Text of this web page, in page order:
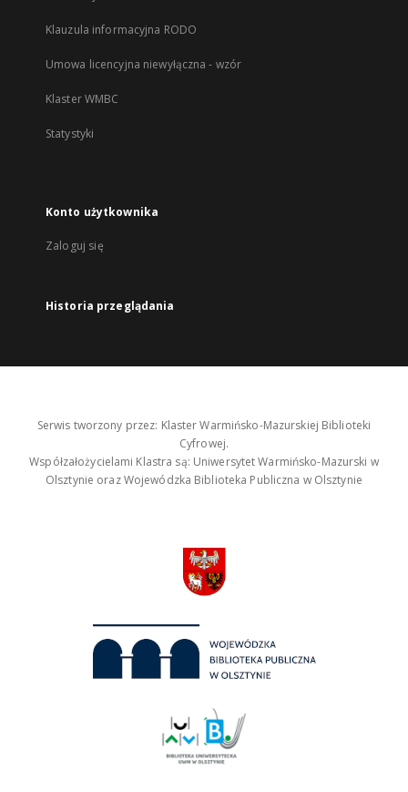
Klauzula informacyjna RODO
Umowa licencyjna niewyłączna - wzór
Klaster WMBC
Statystyki
Konto użytkownika
Zaloguj się
Historia przeglądania
Serwis tworzony przez: Klaster Warmińsko-Mazurskiej Biblioteki
Cyfrowej.
Współzałożycielami Klastra są: Uniwersytet Warmińsko-Mazurski w
Olsztynie oraz Wojewódzka Biblioteka Publiczna w Olsztynie